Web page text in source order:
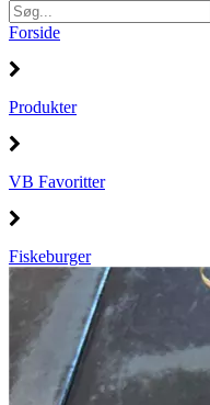
Forside
Produkter
VB Favoritter
Fiskeburger